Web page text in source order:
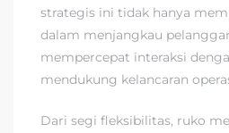
strategis ini tidak hanya
dalam menjangkau
mempercepat interaksi
mendukung kelancaran
Dari segi fleksibilitas, ruko